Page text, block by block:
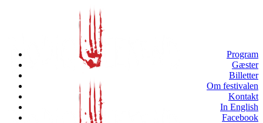
Program
Gæster
Billetter
Om festivalen
Kontakt
In English
Facebook